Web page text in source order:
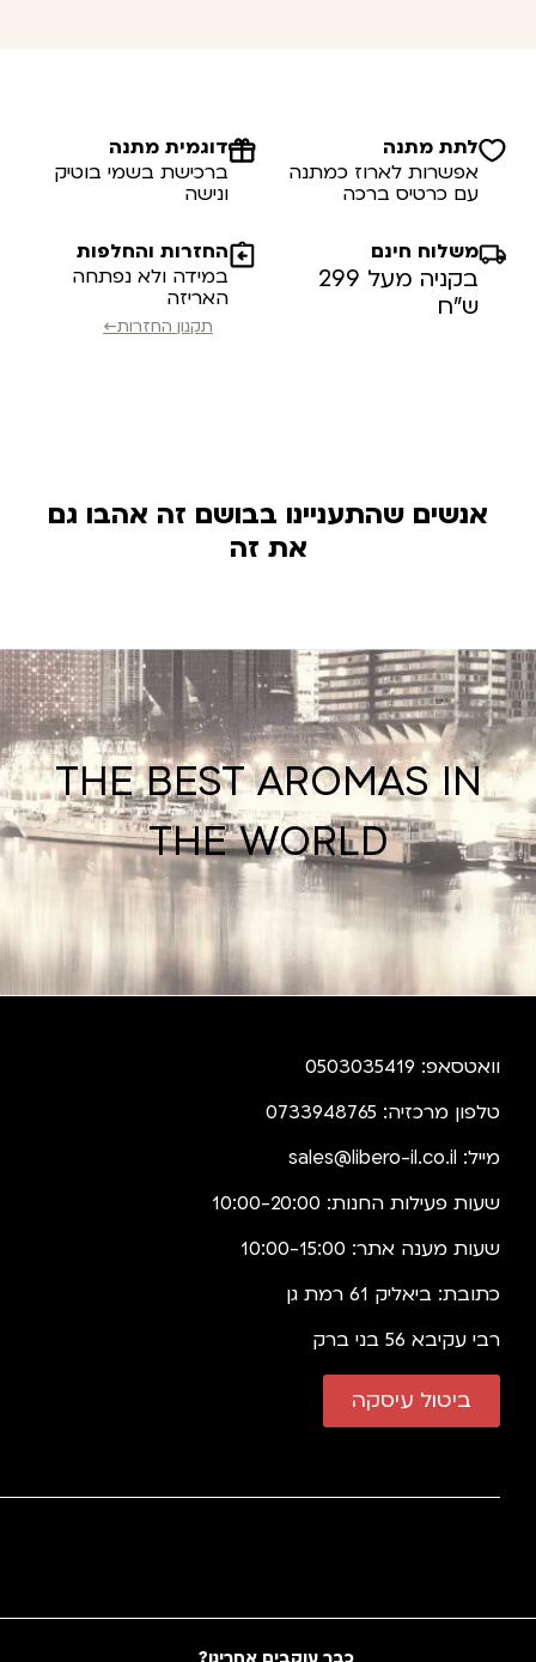
לתת מתנה
אפשרות לארוז כמתנה
עם כרטיס ברכה
דוגמית מתנה
ברכישת בשמי בוטיק
ונישה
משלוח חינם
בקניה מעל 299
ש”ח
החזרות והחלפות
במידה ולא נפתחה
האריזה
תקנון החזרות←
אנשים שהתעניינו בבושם זה אהבו גם
את זה
THE BEST AROMAS IN
THE WORLD
וואטסאפ: 0503035419
טלפון מרכזיה: 0733948765
מייל: sales@libero-il.co.il
שעות פעילות החנות: 10:00-20:00
שעות מענה אתר: 10:00-15:00
כתובת: ביאליק 61 רמת גן
רבי עקיבא 56 בני ברק
ביטול עיסקה